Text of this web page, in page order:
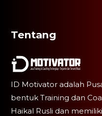
Tentang
ID Motivator adalah
bentuk Training dan
Haikal Rusli dan